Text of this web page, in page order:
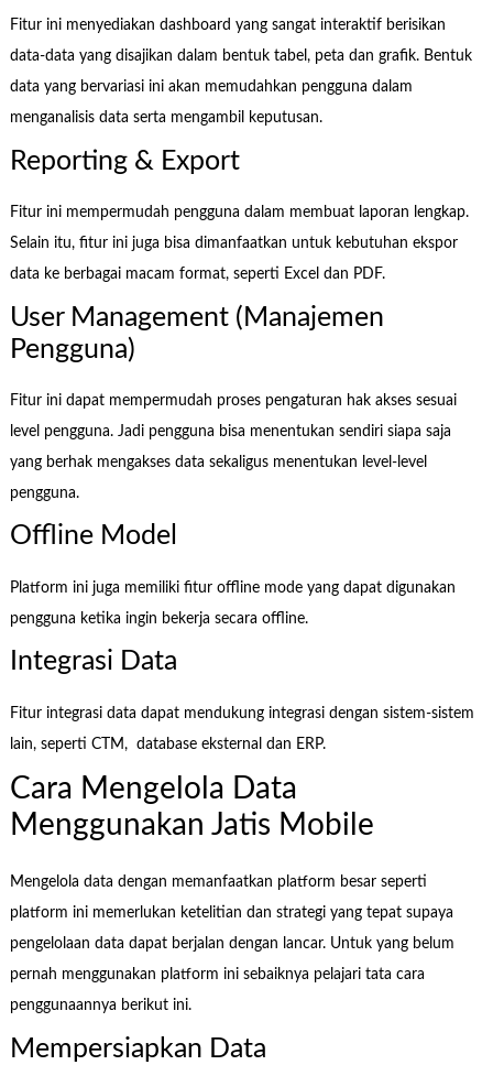
Fitur ini menyediakan dashboard yang sangat interaktif berisikan
data-data yang disajikan dalam bentuk tabel, peta dan grafik. Bentuk
data yang bervariasi ini akan memudahkan pengguna dalam
menganalisis data serta mengambil keputusan.
Reporting & Export
Fitur ini mempermudah pengguna dalam membuat laporan lengkap.
Selain itu, fitur ini juga bisa dimanfaatkan untuk kebutuhan ekspor
data ke berbagai macam format, seperti Excel dan PDF.
User Management (Manajemen
Pengguna)
Fitur ini dapat mempermudah proses pengaturan hak akses sesuai
level pengguna. Jadi pengguna bisa menentukan sendiri siapa saja
yang berhak mengakses data sekaligus menentukan level-level
pengguna.
Offline Model
Platform ini juga memiliki fitur offline mode yang dapat digunakan
pengguna ketika ingin bekerja secara offline.
Integrasi Data
Fitur integrasi data dapat mendukung integrasi dengan sistem-sistem
lain, seperti CTM, database eksternal dan ERP.
Cara Mengelola Data
Menggunakan Jatis Mobile
Mengelola data dengan memanfaatkan platform besar seperti
platform ini memerlukan ketelitian dan strategi yang tepat supaya
pengelolaan data dapat berjalan dengan lancar. Untuk yang belum
pernah menggunakan platform ini sebaiknya pelajari tata cara
penggunaannya berikut ini.
Mempersiapkan Data